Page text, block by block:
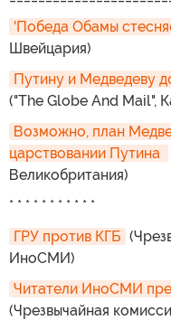
'Победа Обамы
Швейцария)
Путину и Медведеву
("The Globe And Mail",
Возможно, план
царствовании Путина
Великобритания)
* * * * * * * * * * *
ГРУ против КГБ
ИноСМИ)
Читатели ИноСМИ
(Чрезвычайная